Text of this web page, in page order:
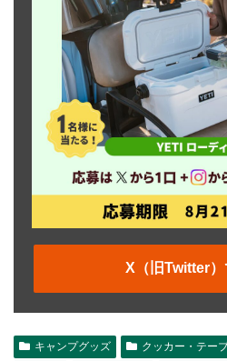
X（旧Twitter）
キャンプグッズ クッカー・テー